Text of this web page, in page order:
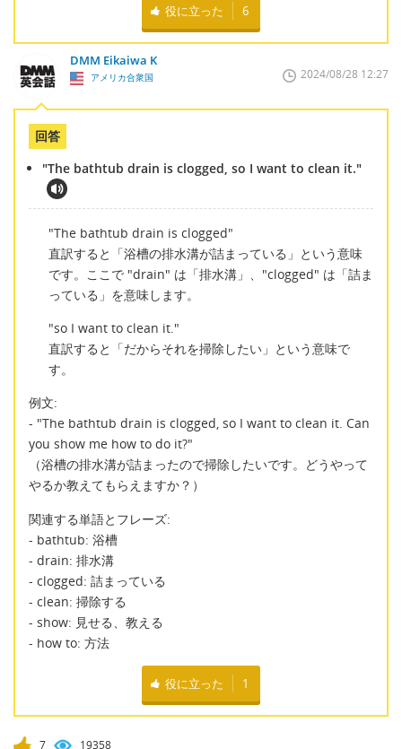
役に立った 6
DMM Eikaiwa K
アメリカ合衆国 2024/08/28 12:27
回答
"The bathtub drain is clogged, so I want to clean it."
"The bathtub drain is clogged"
直訳すると「浴槽の排水溝が詰まっている」という意味
です。ここで "drain" は「排水溝」、"clogged" は「詰ま
っている」を意味します。
"so I want to clean it."
直訳すると「だからそれを掃除したい」という意味で
す。
例文:
- "The bathtub drain is clogged, so I want to clean it. Can
you show me how to do it?"
（浴槽の排水溝が詰まったので掃除したいです。どうやって
やるか教えてもらえますか？）
関連する単語とフレーズ:
- bathtub: 浴槽
- drain: 排水溝
- clogged: 詰まっている
- clean: 掃除する
- show: 見せる、教える
- how to: 方法
役に立った 1
7 19358